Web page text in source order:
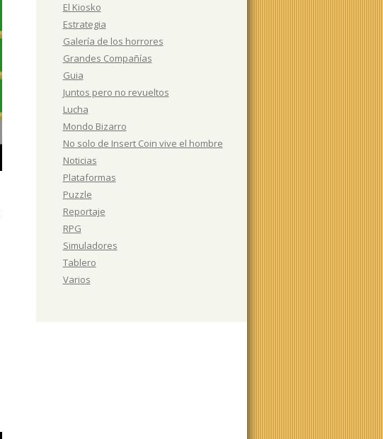
El Kiosko
Estrategia
Galería de los horrores
Grandes Compañías
Guia
Juntos pero no revueltos
Lucha
Mondo Bizarro
No solo de Insert Coin vive el hombre
Noticias
Plataformas
Puzzle
Reportaje
RPG
Simuladores
Tablero
Varios